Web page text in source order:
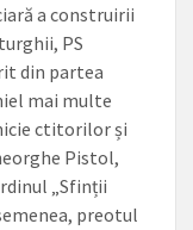
a construirii
PS
din partea
mai multe
ctitorilor și
Pistol,
„Sfinții
preotul